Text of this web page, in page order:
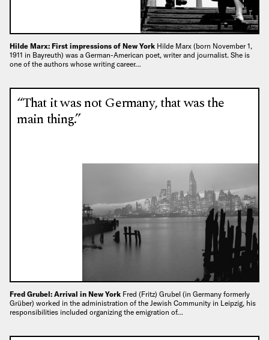
Hilde Marx: First impressions of New York Hilde Marx (born November 1,
1911 in Bayreuth) was a German-American poet, writer and journalist. She is
one of the authors whose writing career…
“That it was not Germany, that was the
main thing.”
Fred Grubel: Arrival in New York Fred (Fritz) Grubel (in Germany formerly
Grüber) worked in the administration of the Jewish Community in Leipzig, his
responsibilities included organizing the emigration of…